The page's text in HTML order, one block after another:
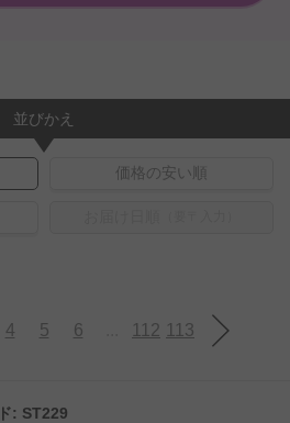
並びかえ
価格の安い順
4 5 6 112 113
: ST229